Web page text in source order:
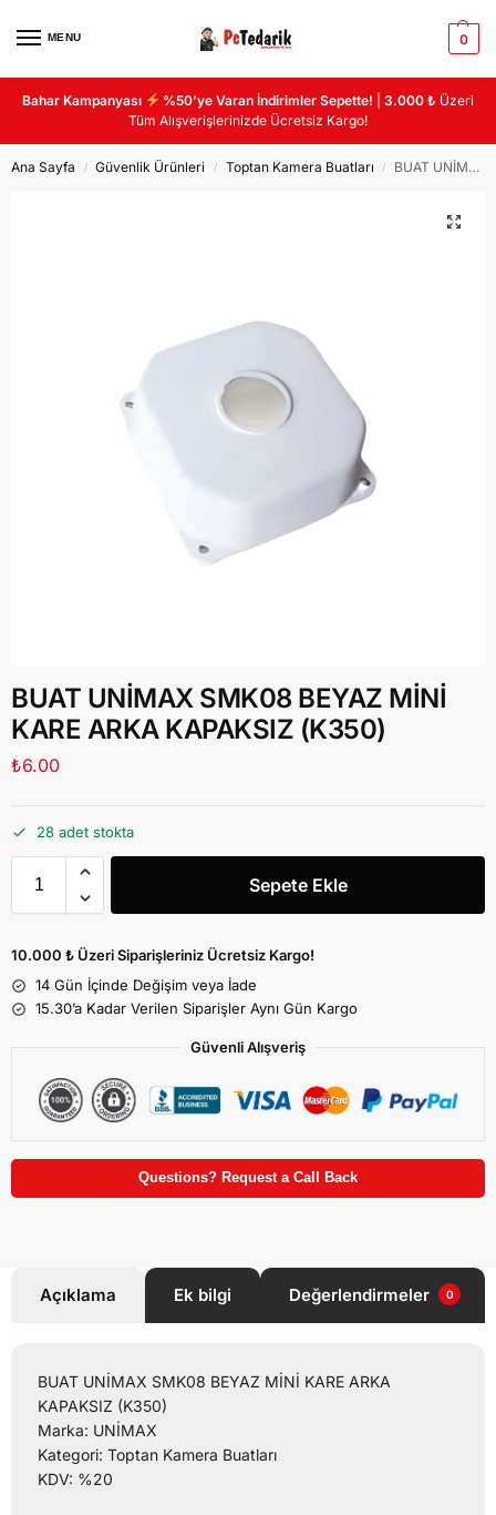
MENU 0
Bahar Kampanyası %50’ye Varan İndirimler Sepette! |3.000 ₺ Üzeri
Tüm Alışverişlerinizde Ücretsiz Kargo!
Ana Sayfa / Güvenlik Ürünleri / Toptan Kamera Buatları / BUAT UNİMAX SMK08 BEYAZ MİNİ KARE ARKA KAPAKSIZ (K350)
BUAT UNİMAX SMK08 BEYAZ MİNİ
KARE ARKA KAPAKSIZ (K350)
₺6.00
28 adet stokta
Sepete Ekle
10.000 ₺ Üzeri Siparişleriniz Ücretsiz Kargo!
14 Gün İçinde Değişim veya İade
15.30’a Kadar Verilen Siparişler Aynı Gün Kargo
Güvenli Alışveriş
Questions? Request a Call Back
Açıklama Ek bilgi Değerlendirmeler 0
BUAT UNİMAX SMK08 BEYAZ MİNİ KARE ARKA
KAPAKSIZ (K350)
Marka: UNİMAX
Kategori: Toptan Kamera Buatları
KDV: %20